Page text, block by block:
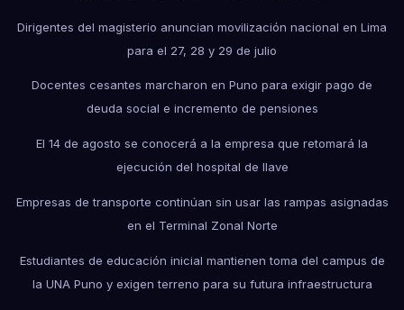
Dirigentes del magisterio anuncian movilización nacional en Lima
para el 27, 28 y 29 de julio
Docentes cesantes marcharon en Puno para exigir pago de
deuda social e incremento de pensiones
El 14 de agosto se conocerá a la empresa que retomará la
ejecución del hospital de Ilave
Empresas de transporte continúan sin usar las rampas asignadas
en el Terminal Zonal Norte
Estudiantes de educación inicial mantienen toma del campus de
la UNA Puno y exigen terreno para su futura infraestructura